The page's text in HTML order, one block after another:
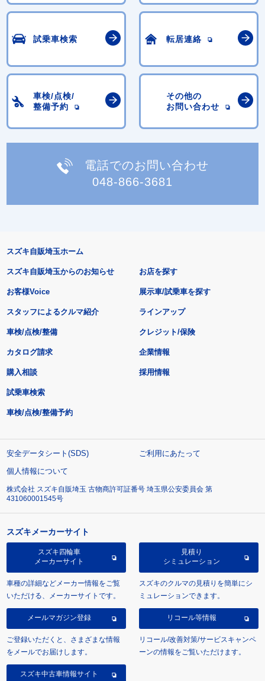
試乗車検索 転居連絡
車検/点検/
整備予約
その他の
お問い合わせ
電話でのお問い合わせ
048-866-3681
スズキ自販埼玉ホーム
スズキ自販埼玉からのお知らせ
お客様Voice
スタッフによるクルマ紹介
お店を探す
展示車/試乗車を探す
ラインアップ
車検/点検/整備 クレジット/保険
カタログ請求
購入相談
試乗車検索
車検/点検/整備予約
企業情報
採用情報
安全データシート(SDS)
ご利用にあたって
個人情報について
株式会社 スズキ自販埼玉 古物商許可証番号 埼玉県公安委員会 第
431060001545号
スズキメーカーサイト
スズキ四輪車
メーカーサイト
車種の詳細などメーカー情報をご覧
いただける、メーカーサイトです。
見積り
シミュレーション
スズキのクルマの見積りを簡単にシ
ミュレーションできます。
メールマガジン登録
ご登録いただくと、さまざまな情報
をメールでお届けします。
リコール等情報
リコール/改善対策/サービスキャンペ
ーンの情報をご覧いただけます。
スズキ中古車情報サイト